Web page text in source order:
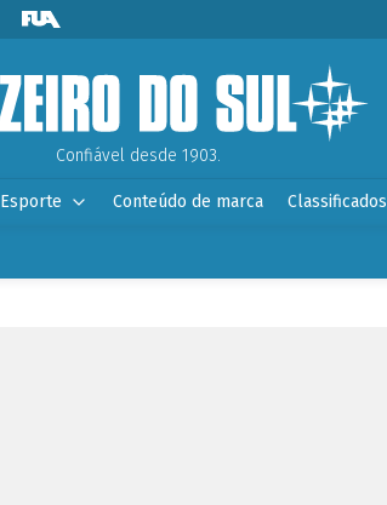
Confiável desde 1903.
Esporte Conteúdo de marca Classificados